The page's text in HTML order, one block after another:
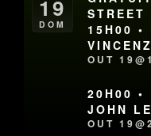
19
DOM
15H00 •
OUT
20H00 •
JOHN
OUT